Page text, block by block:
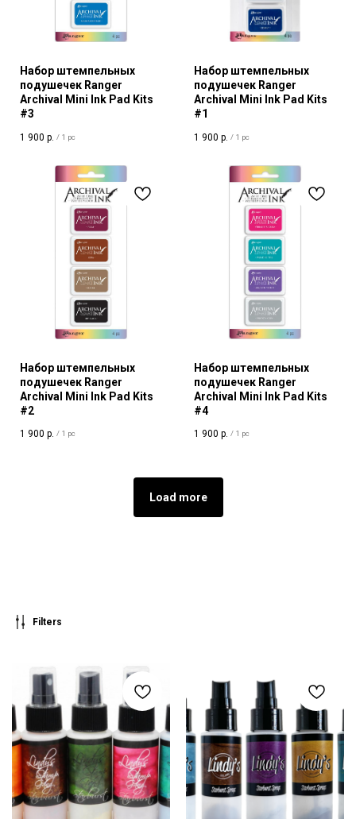
Набор штемпельных
подушечек Ranger
Archival Mini Ink Pad Kits
#3
1 900 р. / 1 pc
Набор штемпельных
подушечек Ranger
Archival Mini Ink Pad Kits
#1
1 900 р. / 1 pc
Набор штемпельных
подушечек Ranger
Archival Mini Ink Pad Kits
#2
1 900 р. / 1 pc
Набор штемпельных
подушечек Ranger
Archival Mini Ink Pad Kits
#4
1 900 р. / 1 pc
Load more
Filters